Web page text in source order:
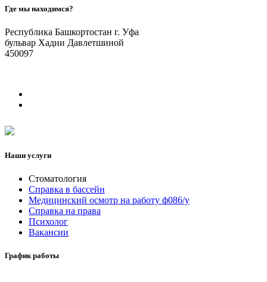
Где мы находимся?
Республика Башкортостан г. Уфа
бульвар Хадии Давлетшиной
450097
Наши услуги
Стоматология
Справка в бассейн
Медицинский осмотр на работу ф086/у
Справка на права
Психолог
Вакансии
График работы